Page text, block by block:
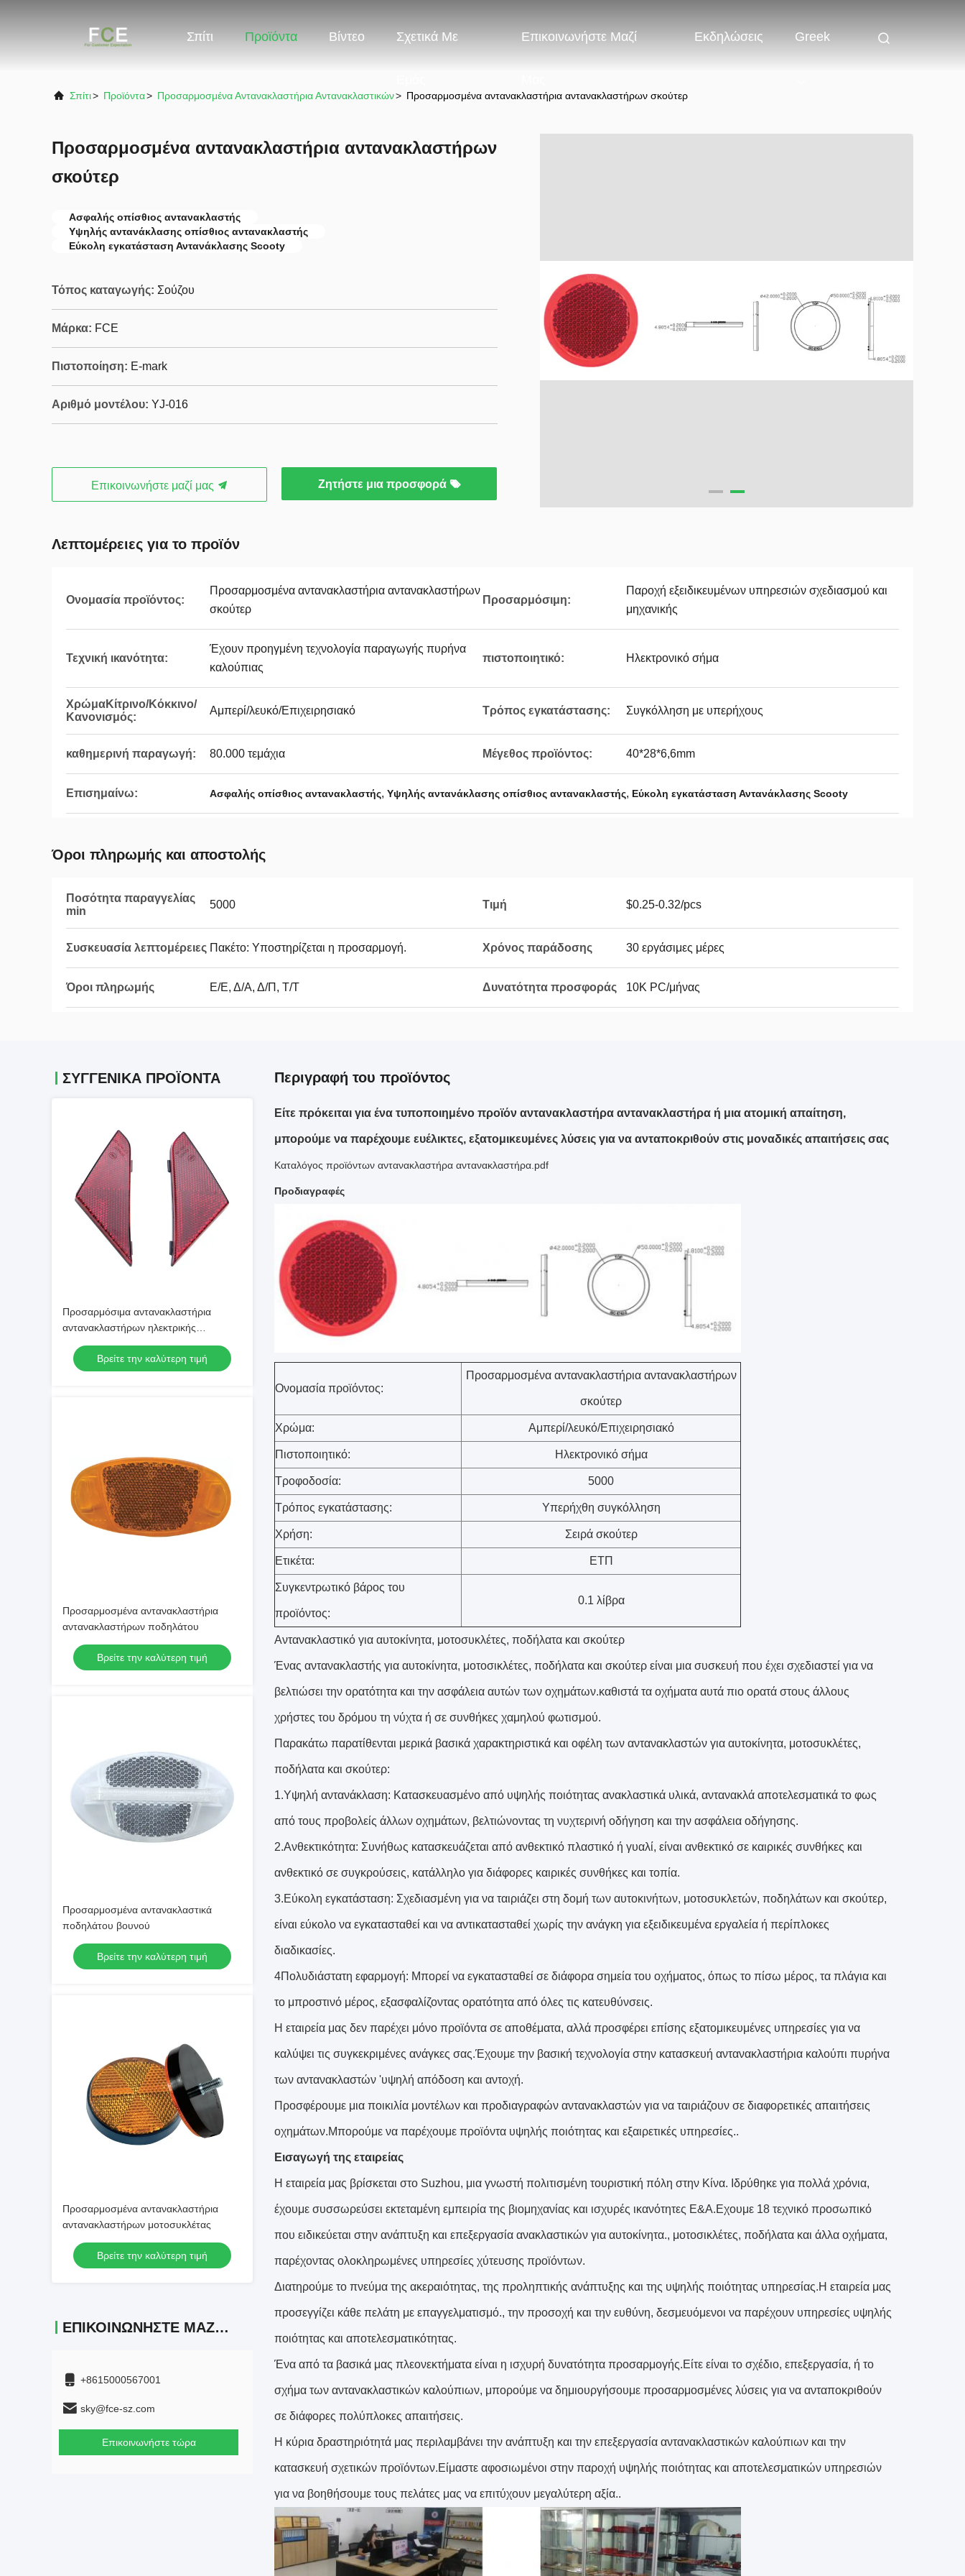
Σπίτι Προϊόντα Βίντεο Σχετικά Με Επικοινωνήστε Μαζί Εκδηλώσεις Greek
Σπίτι> Προϊόντα> Προσαρμοσμένα Αντανακλαστήρια Αντανακλαστικών> Προσαρμοσμένα αντανακλαστήρια αντανακλαστήρων σκούτερ
Προσαρμοσμένα αντανακλαστήρια αντανακλαστήρων
σκούτερ
Ασφαλής οπίσθιος αντανακλαστής
Υψηλής αντανάκλασης οπίσθιος αντανακλαστής
Εύκολη εγκατάσταση Αντανάκλασης Scooty
Τόπος καταγωγής: Σούζου
Μάρκα: FCE
Πιστοποίηση: E-mark
Αριθμό μοντέλου: YJ-016
Επικοινωνήστε μαζί μας Ζητήστε μια προσφορά
Λεπτομέρειες για το προϊόν
Ονομασία προϊόντος:
Προσαρμοσμένα αντανακλαστήρια αντανακλαστήρων
σκούτερ
Προσαρμόσιμη:
Παροχή εξειδικευμένων υπηρεσιών σχεδιασμού και
μηχανικής
Τεχνική ικανότητα:
Έχουν προηγμένη τεχνολογία παραγωγής πυρήνα
καλούπιας
πιστοποιητικό: Ηλεκτρονικό σήμα
ΧρώμαΚίτρινο/Κόκκινο/
Κανονισμός:
Αμπερί/λευκό/Επιχειρησιακό Τρόπος εγκατάστασης: Συγκόλληση με υπερήχους
καθημερινή παραγωγή: 80.000 τεμάχια Μέγεθος προϊόντος: 40*28*6,6mm
Επισημαίνω: Ασφαλής οπίσθιος αντανακλαστής, Υψηλής αντανάκλασης οπίσθιος αντανακλαστής, Εύκολη εγκατάσταση Αντανάκλασης Scooty
Όροι πληρωμής και αποστολής
Ποσότητα παραγγελίας
min
5000 Τιμή $0.25-0.32/pcs
Συσκευασία λεπτομέρειες Πακέτο: Υποστηρίζεται η προσαρμογή. Χρόνος παράδοσης 30 εργάσιμες μέρες
Όροι πληρωμής Ε/Ε, Δ/Α, Δ/Π, Τ/Τ Δυνατότητα προσφοράς 10K PC/μήνας
ΣΥΓΓΕΝΙΚΆ ΠΡΟΪΌΝΤΑ
Προσαρμόσιμα αντανακλαστήρια
αντανακλαστήρων ηλεκτρικής
μοτοσυκλέτας
Βρείτε την καλύτερη τιμή
Προσαρμοσμένα αντανακλαστήρια
αντανακλαστήρων ποδηλάτου
Βρείτε την καλύτερη τιμή
Προσαρμοσμένα αντανακλαστικά
ποδηλάτου βουνού
Βρείτε την καλύτερη τιμή
Προσαρμοσμένα αντανακλαστήρια
αντανακλαστήρων μοτοσυκλέτας
Βρείτε την καλύτερη τιμή
ΕΠΙΚΟΙΝΩΝΉΣΤΕ ΜΑΖΊ ΜΑΣ
+8615000567001
sky@fce-sz.com
Επικοινωνήστε τώρα
Περιγραφή του προϊόντος
Είτε πρόκειται για ένα τυποποιημένο προϊόν αντανακλαστήρα αντανακλαστήρα ή μια ατομική απαίτηση,
μπορούμε να παρέχουμε ευέλικτες, εξατομικευμένες λύσεις για να ανταποκριθούν στις μοναδικές απαιτήσεις σας
Καταλόγος προϊόντων αντανακλαστήρα αντανακλαστήρα.pdf
Προδιαγραφές
Ονομασία προϊόντος:
Προσαρμοσμένα αντανακλαστήρια αντανακλαστήρων
σκούτερ
Χρώμα: Αμπερί/λευκό/Επιχειρησιακό
Πιστοποιητικό: Ηλεκτρονικό σήμα
Τροφοδοσία: 5000
Τρόπος εγκατάστασης: Υπερήχθη συγκόλληση
Χρήση: Σειρά σκούτερ
Ετικέτα: ΕΤΠ
Συγκεντρωτικό βάρος του
προϊόντος:
0.1 λίβρα
Αντανακλαστικό για αυτοκίνητα, μοτοσυκλέτες, ποδήλατα και σκούτερ
Ένας αντανακλαστής για αυτοκίνητα, μοτοσικλέτες, ποδήλατα και σκούτερ είναι μια συσκευή που έχει σχεδιαστεί για να
βελτιώσει την ορατότητα και την ασφάλεια αυτών των οχημάτων.καθιστά τα οχήματα αυτά πιο ορατά στους άλλους
χρήστες του δρόμου τη νύχτα ή σε συνθήκες χαμηλού φωτισμού.
Παρακάτω παρατίθενται μερικά βασικά χαρακτηριστικά και οφέλη των αντανακλαστών για αυτοκίνητα, μοτοσυκλέτες,
ποδήλατα και σκούτερ:
1.Υψηλή αντανάκλαση: Κατασκευασμένο από υψηλής ποιότητας ανακλαστικά υλικά, αντανακλά αποτελεσματικά το φως
από τους προβολείς άλλων οχημάτων, βελτιώνοντας τη νυχτερινή οδήγηση και την ασφάλεια οδήγησης.
2.Ανθεκτικότητα: Συνήθως κατασκευάζεται από ανθεκτικό πλαστικό ή γυαλί, είναι ανθεκτικό σε καιρικές συνθήκες και
ανθεκτικό σε συγκρούσεις, κατάλληλο για διάφορες καιρικές συνθήκες και τοπία.
3.Εύκολη εγκατάσταση: Σχεδιασμένη για να ταιριάζει στη δομή των αυτοκινήτων, μοτοσυκλετών, ποδηλάτων και σκούτερ,
είναι εύκολο να εγκατασταθεί και να αντικατασταθεί χωρίς την ανάγκη για εξειδικευμένα εργαλεία ή περίπλοκες
διαδικασίες.
4Πολυδιάστατη εφαρμογή: Μπορεί να εγκατασταθεί σε διάφορα σημεία του οχήματος, όπως το πίσω μέρος, τα πλάγια και
το μπροστινό μέρος, εξασφαλίζοντας ορατότητα από όλες τις κατευθύνσεις.
Η εταιρεία μας δεν παρέχει μόνο προϊόντα σε αποθέματα, αλλά προσφέρει επίσης εξατομικευμένες υπηρεσίες για να
καλύψει τις συγκεκριμένες ανάγκες σας.Έχουμε την βασική τεχνολογία στην κατασκευή αντανακλαστήρια καλούπι πυρήνα
των αντανακλαστών 'υψηλή απόδοση και αντοχή.
Προσφέρουμε μια ποικιλία μοντέλων και προδιαγραφών αντανακλαστών για να ταιριάζουν σε διαφορετικές απαιτήσεις
οχημάτων.Μπορούμε να παρέχουμε προϊόντα υψηλής ποιότητας και εξαιρετικές υπηρεσίες..
Εισαγωγή της εταιρείας
Η εταιρεία μας βρίσκεται στο Suzhou, μια γνωστή πολιτισμένη τουριστική πόλη στην Κίνα. Ιδρύθηκε για πολλά χρόνια,
έχουμε συσσωρεύσει εκτεταμένη εμπειρία της βιομηχανίας και ισχυρές ικανότητες Ε&Α.Εχουμε 18 τεχνικό προσωπικό
που ειδικεύεται στην ανάπτυξη και επεξεργασία ανακλαστικών για αυτοκίνητα., μοτοσικλέτες, ποδήλατα και άλλα οχήματα,
παρέχοντας ολοκληρωμένες υπηρεσίες χύτευσης προϊόντων.
Διατηρούμε το πνεύμα της ακεραιότητας, της προληπτικής ανάπτυξης και της υψηλής ποιότητας υπηρεσίας.Η εταιρεία μας
προσεγγίζει κάθε πελάτη με επαγγελματισμό., την προσοχή και την ευθύνη, δεσμευόμενοι να παρέχουν υπηρεσίες υψηλής
ποιότητας και αποτελεσματικότητας.
Ένα από τα βασικά μας πλεονεκτήματα είναι η ισχυρή δυνατότητα προσαρμογής.Είτε είναι το σχέδιο, επεξεργασία, ή το
σχήμα των αντανακλαστικών καλούπιων, μπορούμε να δημιουργήσουμε προσαρμοσμένες λύσεις για να ανταποκριθούν
σε διάφορες πολύπλοκες απαιτήσεις.
Η κύρια δραστηριότητά μας περιλαμβάνει την ανάπτυξη και την επεξεργασία αντανακλαστικών καλούπιων και την
κατασκευή σχετικών προϊόντων.Είμαστε αφοσιωμένοι στην παροχή υψηλής ποιότητας και αποτελεσματικών υπηρεσιών
για να βοηθήσουμε τους πελάτες μας να επιτύχουν μεγαλύτερη αξία..